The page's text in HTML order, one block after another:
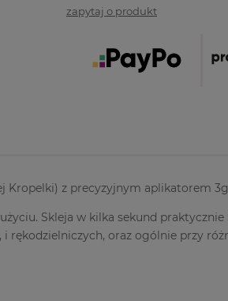
zapytaj o produkt
Kropelki) z precyzyjnym aplikatorem 3g
Skleja w kilka sekund
rękodzielniczych, oraz ogólnie przy